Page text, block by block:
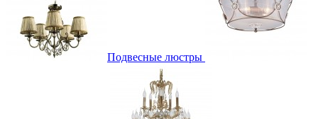
Подвесные люстры